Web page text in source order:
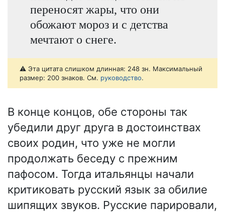
переносят жары, что они
обожают мороз и с детства
мечтают о снеге.
⚠️ Эта цитата слишком длинная: 248 зн. Максимальный
размер: 200 знаков. См. руководство.
В конце концов, обе стороны так
убедили друг друга в достоинствах
своих родин, что уже не могли
продолжать беседу с прежним
пафосом. Тогда итальянцы начали
критиковать русский язык за обилие
шипящих звуков. Русские парировали,